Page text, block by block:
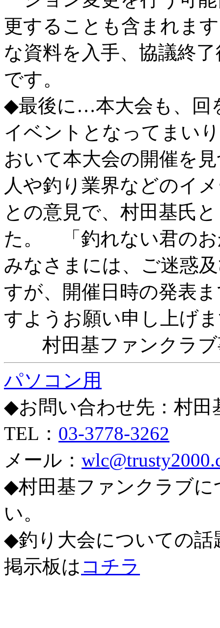
更することも含まれま
な資料を入手、協議終
です。
◆最後に…本大会も、回
イベントとなってまい
おいて本大会の開催を
人や釣り業界などのイ
との意見で、村田基氏
た。 「釣れない君のお
みなさまには、ご迷惑
すが、開催日時の発表
すようお願い申し上げ
村田基ファンクラブ
パソコン用
◆お問い合わせ先：村
TEL： 03-3778-3262
メール：
◆村田基ファンクラブに
い。
◆釣り大会についての話
掲示板は コチラ